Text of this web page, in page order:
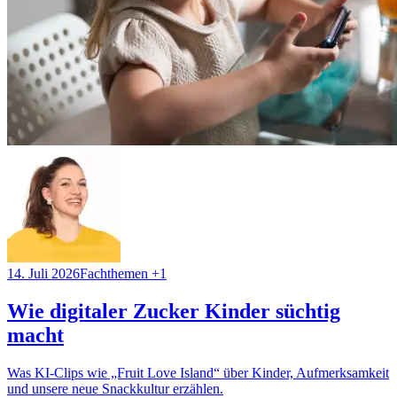
14. Juli 2026Fachthemen +1
Wie digitaler Zucker Kinder süchtig
macht
Was KI-Clips wie „Fruit Love Island“ über Kinder, Aufmerksamkeit
und unsere neue Snackkultur erzählen.